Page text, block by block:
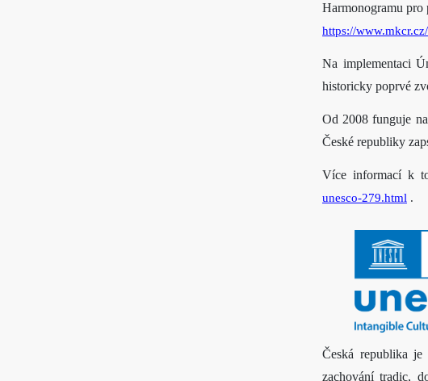
Harmonogramu pro
https://
Na implementaci
historicky poprvé
Od 2008 funguje
České republiky
Více informací k
unesco-279.html .
Česká republika
zachování tradic,